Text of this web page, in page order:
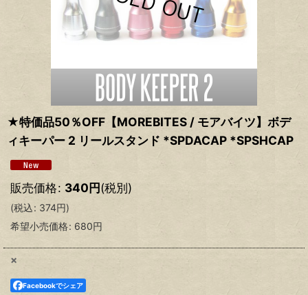
★特価品50％OFF【MOREBITES / モアバイツ】ボデ
ィキーパー 2 リールスタンド *SPDACAP *SPSHCAP
販売価格: 340円(税別)
(税込: 374円)
希望小売価格: 680円
×
Facebookでシェア